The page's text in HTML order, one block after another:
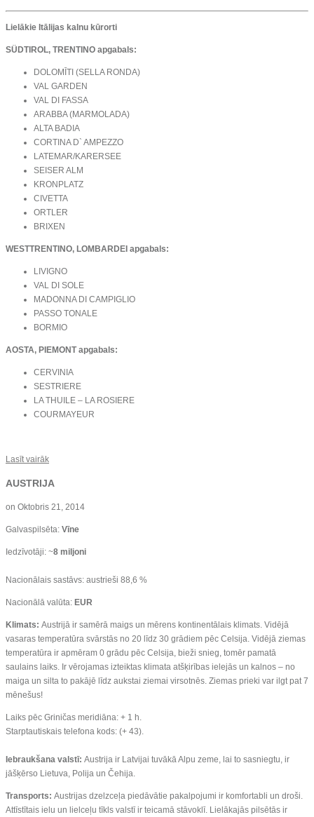
Lielākie Itālijas kalnu kūrorti
SÜDTIROL, TRENTINO apgabals:
DOLOMĪTI (SELLA RONDA)
VAL GARDEN
VAL DI FASSA
ARABBA (MARMOLADA)
ALTA BADIA
CORTINA D` AMPEZZO
LATEMAR/KARERSEE
SEISER ALM
KRONPLATZ
CIVETTA
ORTLER
BRIXEN
WESTTRENTINO, LOMBARDEI apgabals:
LIVIGNO
VAL DI SOLE
MADONNA DI CAMPIGLIO
PASSO TONALE
BORMIO
AOSTA, PIEMONT apgabals:
CERVINIA
SESTRIERE
LA THUILE – LA ROSIERE
COURMAYEUR
Lasīt vairāk
AUSTRIJA
on Oktobris 21, 2014
Galvaspilsēta: Vīne
Iedzīvotāji: ~8 miljoni
Nacionālais sastāvs: austrieši 88,6 %
Nacionālā valūta: EUR
Klimats: Austrijā ir samērā maigs un mērens kontinentālais klimats. Vidējā
vasaras temperatūra svārstās no 20 līdz 30 grādiem pēc Celsija. Vidējā ziemas
temperatūra ir apmēram 0 grādu pēc Celsija, bieži snieg, tomēr pamatā
saulains laiks. Ir vērojamas izteiktas klimata atšķirības ielejās un kalnos – no
maiga un silta to pakājē līdz aukstai ziemai virsotnēs. Ziemas prieki var ilgt pat 7
mēnešus!
Laiks pēc Griničas meridiāna: + 1 h.
Starptautiskais telefona kods: (+ 43).
Iebraukšana valstī: Austrija ir Latvijai tuvākā Alpu zeme, lai to sasniegtu, ir
jāšķērso Lietuva, Polija un Čehija.
Transports: Austrijas dzelzceļa piedāvātie pakalpojumi ir komfortabli un droši.
Attīstītais ielu un lielceļu tīkls valstī ir teicamā stāvoklī. Lielākajās pilsētās ir